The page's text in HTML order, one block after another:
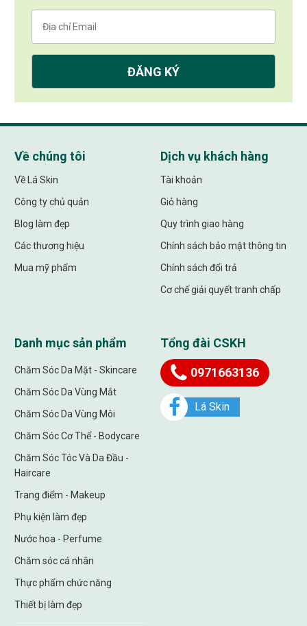
Về chúng tôi
Về Lá Skin
Công ty chủ quản
Blog làm đẹp
Các thương hiệu
Mua mỹ phẩm
Dịch vụ khách hàng
Tài khoản
Giỏ hàng
Quy trình giao hàng
Chính sách bảo mật thông tin
Chính sách đổi trả
Cơ chế giải quyết tranh chấp
Danh mục sản phẩm
Chăm Sóc Da Mặt - Skincare
Chăm Sóc Da Vùng Mắt
Chăm Sóc Da Vùng Môi
Chăm Sóc Cơ Thể - Bodycare
Chăm Sóc Tóc Và Da Đầu -
Haircare
Trang điểm - Makeup
Phụ kiện làm đẹp
Nước hoa - Perfume
Chăm sóc cá nhân
Thực phẩm chức năng
Thiết bị làm đẹp
Tổng đài CSKH
0971663136
Lá Skin